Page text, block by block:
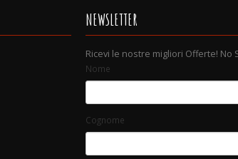
NEWSLETTER
Ricevi le nostre migliori Offerte! No
Nome
Cognome